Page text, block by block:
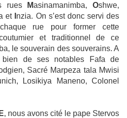
rues
Masinamanimba,Oshwe,
et nzia. On s’est donc servi des
rue pour former cette
et traditionnel de ce
le souverain des souverains. A
bien de ses notables Fafa de
Sacré Marpeza tala Mwisi
Losikiya Maneno, Colonel
, nous avons cité le pape Stervos